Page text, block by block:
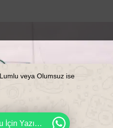
veya Olumsuz ise
Ödeme Durumu İçin Yazınız